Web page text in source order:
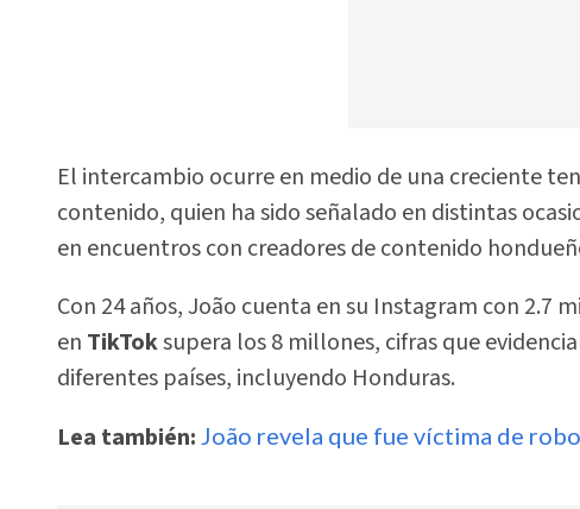
El intercambio ocurre en medio de una creciente
contenido, quien ha sido señalado en distintas
en encuentros con creadores de contenido
Con 24 años, João cuenta en su Instagram con 2.7
en TikToksupera los 8 millones, cifras que
diferentes países, incluyendo Honduras.
Lea también: João revela que fue víctima de